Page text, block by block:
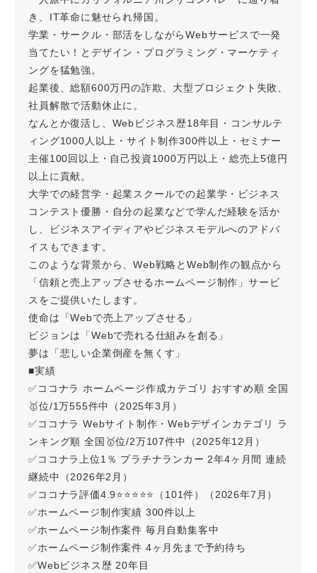
き、IT革命に魅せられ帰国。
学業・サークル・部活をしながらWebサービスで一発
当てたい！とデザイン・プログラミング・マーケティ
ングを猛勉強。
起業後、総額600万円の詐欺、大型プロジェクト失敗、
社員解散で活動休止に。
なんとか復活し、Webビジネス歴18年目・コンサルテ
ィング1000人以上・サイト制作300件以上・セミナー
主催100回以上・自己投資1000万円以上・総売上5億円
以上に貢献。
大学での経営学・起業スクールでの起業学・ビジネス
コンテスト優勝・自分の起業などで学んだ経験を活か
し、ビジネスアイディアやビジネスモデルへのアドバ
イスもできます。
このような背景から、Web戦略とWeb制作の観点から
「信頼と売上アップさせるホームページ制作」サービ
スをご提供いたします。
使命は「Webで売上アップさせる」
ビジョンは「Webで売れる仕組みを創る」
夢は「悲しい企業倒産を無くす」
■実績
✅ココナラ ホームページ作成カテゴリ おすすめ順 全国
🥇位/1万555件中（2025年3月）
✅ココナラ Webサイト制作・Webデザインカテゴリ ラ
ンキング順 全国🥇位/2万107件中（2025年12月）
✅ココナラ上位1％ プラチナランカー 2年4ヶ月間 連続
継続中（2026年2月）
✅ココナラ評価4.9⭐⭐⭐⭐⭐（101件）（2026年7月）
✅ホームページ制作実績 300件以上
✅ホームページ制作案件 毎月自動集客中
✅ホームページ制作案件 4ヶ月先まで予約待ち
✅Webビジネス歴 20年目